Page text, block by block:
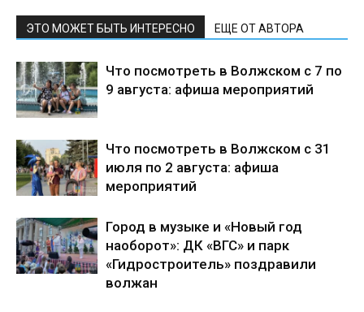
ЭТО МОЖЕТ БЫТЬ ИНТЕРЕСНО ЕЩЕ ОТ АВТОРА
Что посмотреть в Волжском с 7 по
9 августа: афиша мероприятий
Что посмотреть в Волжском с 31
июля по 2 августа: афиша
мероприятий
Город в музыке и «Новый год
наоборот»: ДК «ВГС» и парк
«Гидростроитель» поздравили
волжан